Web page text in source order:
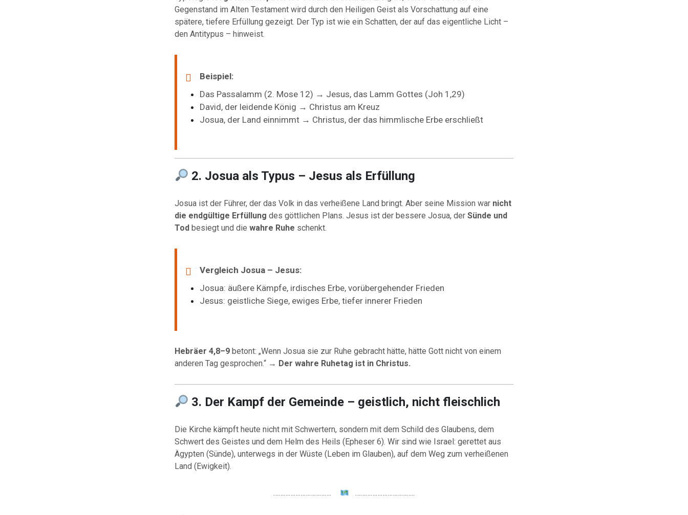
Gegenstand im Alten Testament wird durch den Heiligen Geist als Vorschattung auf eine
spätere, tiefere Erfüllung gezeigt. Der Typ ist wie ein Schatten, der auf das eigentliche Licht –
den Antitypus – hinweist.
Beispiel:
Das Passalamm (2. Mose 12) → Jesus, das Lamm Gottes (Joh 1,29)
David, der leidende König → Christus am Kreuz
Josua, der Land einnimmt → Christus, der das himmlische Erbe erschließt
2. Josua als Typus – Jesus als Erfüllung
Josua ist der Führer, der das Volk in das verheißene Land bringt. Aber seine Mission war nicht
die endgültige Erfüllung des göttlichen Plans. Jesus ist der bessere Josua, der Sünde und
Todbesiegt und die wahre Ruhe schenkt.
Vergleich Josua – Jesus:
Josua: äußere Kämpfe, irdisches Erbe, vorübergehender Frieden
Jesus: geistliche Siege, ewiges Erbe, tiefer innerer Frieden
Hebräer 4,8–9betont: „Wenn Josua sie zur Ruhe gebracht hätte, hätte Gott nicht von einem
anderen Tag gesprochen.“ → Der wahre Ruhetag ist in Christus.
3. Der Kampf der Gemeinde – geistlich, nicht fleischlich
Die Kirche kämpft heute nicht mit Schwertern, sondern mit dem Schild des Glaubens, dem
Schwert des Geistes und dem Helm des Heils (Epheser 6). Wir sind wie Israel: gerettet aus
Ägypten (Sünde), unterwegs in der Wüste (Leben im Glauben), auf dem Weg zum verheißenen
Land (Ewigkeit).
……………………………. ……………………………..